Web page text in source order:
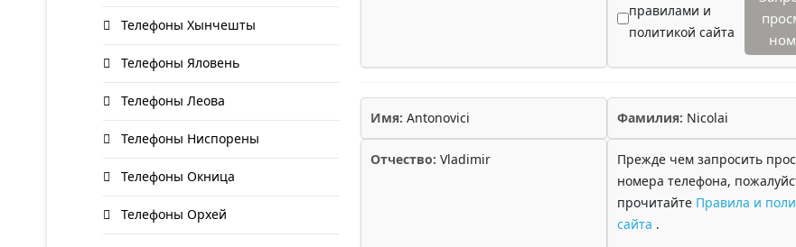
Телефоны Хынчешты
Телефоны Яловень
Телефоны Леова
Телефоны Ниспорены
Телефоны Окница
Телефоны Орхей
правилами и
политикой сайта
Имя: Antonovici Фамилия: Nicolai
Отчество: Vladimir
Прежде чем запросить
номера телефона,
прочитайте Правила и
сайта .